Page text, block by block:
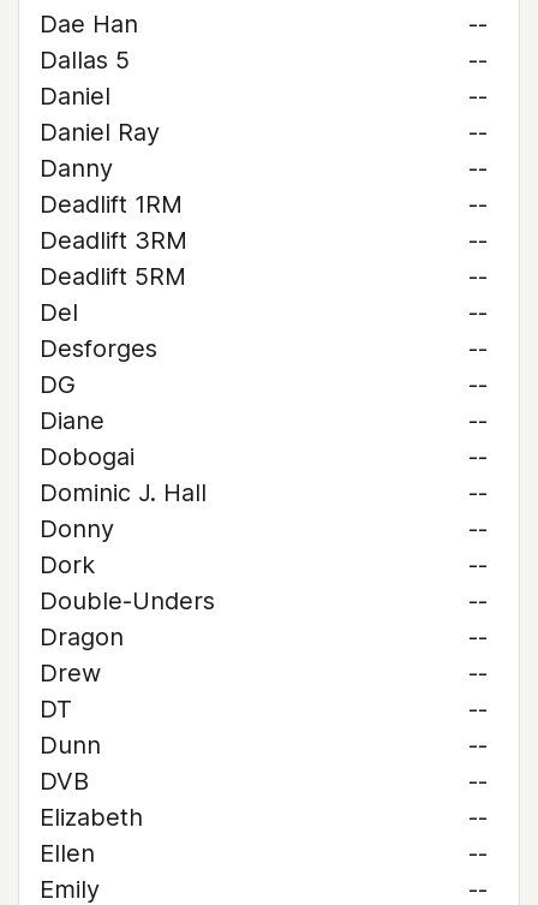
Dae Han
--
Dallas 5
--
Daniel
--
Daniel Ray
--
Danny
--
Deadlift 1RM
--
Deadlift 3RM
--
Deadlift 5RM
--
Del
--
Desforges
--
DG
--
Diane
--
Dobogai
--
Dominic J. Hall
--
Donny
--
Dork
--
Double-Unders
--
Dragon
--
Drew
--
DT
--
Dunn
--
DVB
--
Elizabeth
--
Ellen
--
Emily
--